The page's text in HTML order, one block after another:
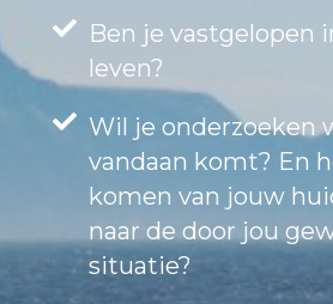
Ben je vastgelopen
leven?
Wil je onderzoeken
vandaan komt? En
komen van jouw
naar de door jou
situatie?